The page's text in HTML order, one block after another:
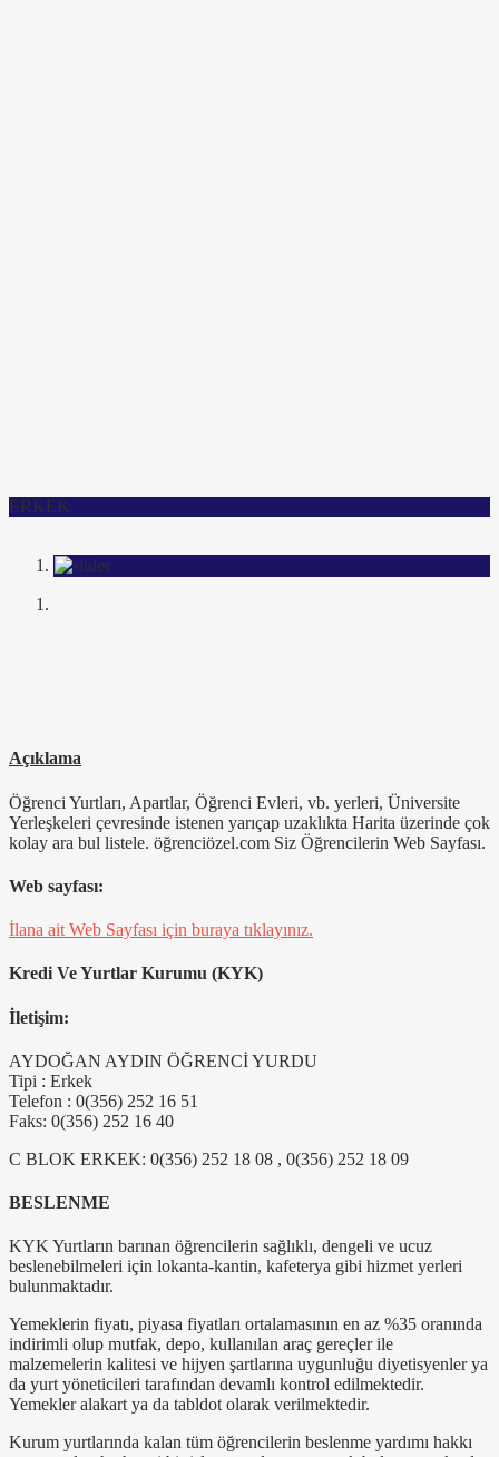
ERKEK
Açıklama
Öğrenci Yurtları, Apartlar, Öğrenci Evleri, vb. yerleri, Üniversite
Yerleşkeleri çevresinde istenen yarıçap uzaklıkta Harita üzerinde çok
kolay ara bul listele. öğrenciözel.com Siz Öğrencilerin Web Sayfası.
Web sayfası:
İlana ait Web Sayfası için buraya tıklayınız.
Kredi Ve Yurtlar Kurumu (KYK)
İletişim:
AYDOĞAN AYDIN ÖĞRENCİ YURDU
Tipi : Erkek
Telefon : 0(356) 252 16 51
Faks: 0(356) 252 16 40
C BLOK ERKEK: 0(356) 252 18 08 , 0(356) 252 18 09
BESLENME
KYK Yurtların barınan öğrencilerin sağlıklı, dengeli ve ucuz
beslenebilmeleri için lokanta-kantin, kafeterya gibi hizmet yerleri
bulunmaktadır.
Yemeklerin fiyatı, piyasa fiyatları ortalamasının en az %35 oranında
indirimli olup mutfak, depo, kullanılan araç gereçler ile
malzemelerin kalitesi ve hijyen şartlarına uygunluğu diyetisyenler ya
da yurt yöneticileri tarafından devamlı kontrol edilmektedir.
Yemekler alakart ya da tabldot olarak verilmektedir.
Kurum yurtlarında kalan tüm öğrencilerin beslenme yardımı hakkı